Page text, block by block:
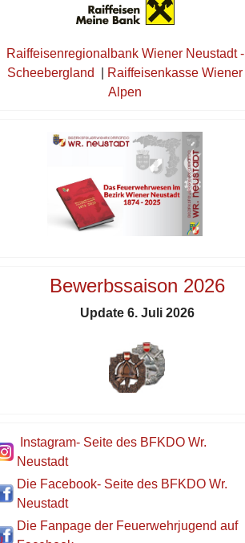
Raiffeisenregionalbank Wiener Neustadt -
Scheebergland
Raiffeisenkasse Wiener
Alpen
Bewerbssaison 2026
Update 6. Juli 2026
Instagram- Seite des BFKDO Wr.
Neustadt
Die Facebook- Seite des BFKDO Wr.
Neustadt
Die Fanpage der Feuerwehrjugend auf